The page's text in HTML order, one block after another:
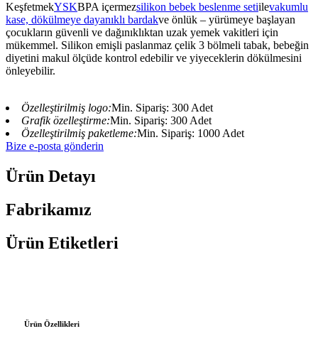
KeşfetmekYSKBPA içermezsilikon bebek beslenme setiilevakumlu
kase, dökülmeye dayanıklı bardakve önlük – yürümeye başlayan
çocukların güvenli ve dağınıklıktan uzak yemek vakitleri için
mükemmel. Silikon emişli paslanmaz çelik 3 bölmeli tabak, bebeğin
diyetini makul ölçüde kontrol edebilir ve yiyeceklerin dökülmesini
önleyebilir.
Özelleştirilmiş logo:Min. Sipariş: 300 Adet
Grafik özelleştirme:Min. Sipariş: 300 Adet
Özelleştirilmiş paketleme:Min. Sipariş: 1000 Adet
Bize e-posta gönderin
Ürün Detayı
Fabrikamız
Ürün Etiketleri
Ürün Özellikleri